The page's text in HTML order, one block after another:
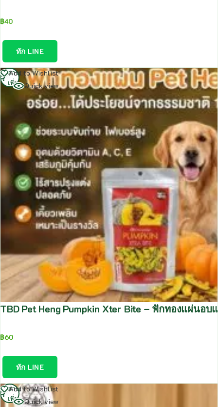
฿40
ทัก LINE
Add to Wishlist
Quick view
TBD Pet Heng Pumpkin Xter Bite – ฟักทองแผ่นอ
฿60
ทัก LINE
อ่าน
เพิ่ม
Add to Wishlist
Quick view
อ่าน
เพิ่ม